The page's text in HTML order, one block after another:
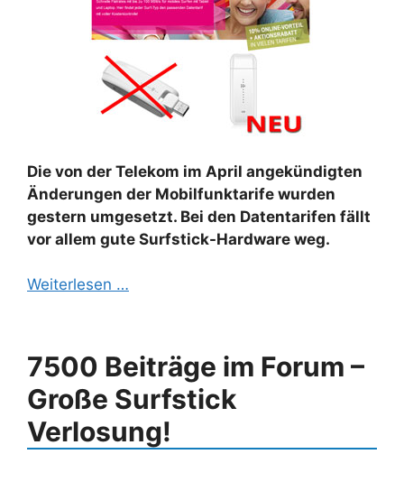
Die von der Telekom im April angekündigten
Änderungen der Mobilfunktarife wurden
gestern umgesetzt. Bei den Datentarifen fällt
vor allem gute Surfstick-Hardware weg.
Weiterlesen …
7500 Beiträge im Forum –
Große Surfstick
Verlosung!